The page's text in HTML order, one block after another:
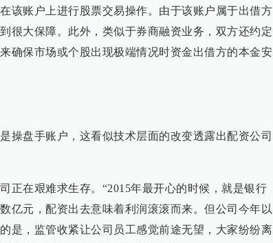
该账户上进行股票交易操作。由于该账户属于出借方
很大保障。此外，类似于券商融资业务，双方还约定
确保市场或个股出现极端情况时资金出借方的本金安
操盘手账户，这看似技术层面的改变透露出配资公司
正在艰难求生存。“2015年最开心的时候，就是银行
亿元，配资出去意味着利润滚滚而来。但公司今年以
是，监管收紧让公司员工感觉前途无望，大家纷纷离